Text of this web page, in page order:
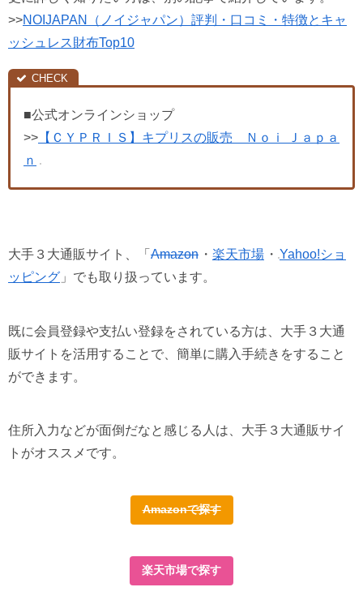
>>NOIJAPAN（ノイジャパン）評判・口コミ・特徴とキャ
ッシュレス財布Top10
■公式オンラインショップ
>> 【ＣＹＰＲＩＳ】キプリスの販売 Ｎｏｉ Ｊａｐａ
ｎ
大手３大通販サイト、「 Amazon ・ 楽天市場 ・ Yahoo!ショ
ッピング 」でも取り扱っています。
既に会員登録や支払い登録をされている方は、大手３大通
販サイトを活用することで、簡単に購入手続きをすること
ができます。
住所入力などが面倒だなと感じる人は、大手３大通販サイ
トがオススメです。
Amazonで探す
楽天市場で探す